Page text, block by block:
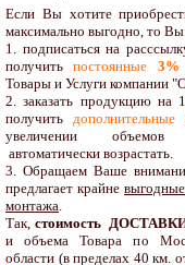
Если Вы хотите
максимально выгодно, то
1. подписаться на
получитьпостоянные 3%
Товары и Услуги компании
2. заказать продукцию на
получить дополнительные
увеличении
автоматически возрастать.
3. Обращаем Ваше
предлагает крайне
монтажа.
Так, стоимость
и объема Товара по
области (в пределах 40 км.